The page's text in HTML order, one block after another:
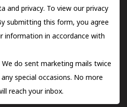
and privacy. To view our privacy
submitting this form, you agree
information in accordance with
We do sent marketing mails twice
special occasions. No more
reach your inbox.